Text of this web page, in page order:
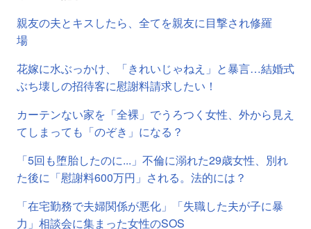
親友の夫とキスしたら、全てを親友に目撃され修羅
場
花嫁に水ぶっかけ、「きれいじゃねえ」と暴言…結婚式
ぶち壊しの招待客に慰謝料請求したい！
カーテンない家を「全裸」でうろつく女性、外から見え
てしまっても「のぞき」になる？
「5回も堕胎したのに...」不倫に溺れた29歳女性、別れ
た後に「慰謝料600万円」される。法的には？
「在宅勤務で夫婦関係が悪化」「失職した夫が子に暴
力」相談会に集まった女性のSOS